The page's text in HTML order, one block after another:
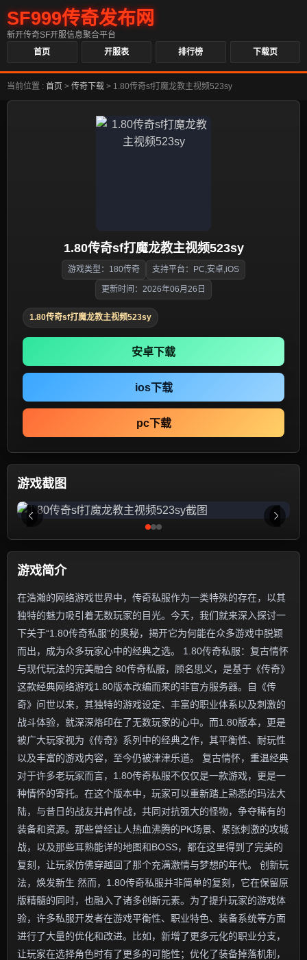
SF999传奇发布网
新开传奇SF开服信息聚合平台
首页
开服表 排行榜 下载页
当前位置 : 首页 > 传奇下载 > 1.80传奇sf打魔龙教主视频523sy
1.80传奇sf打魔龙教主视频523sy
游戏类型：180传奇 支持平台：PC,安卓,iOS
更新时间：2026年06月26日
1.80传奇sf打魔龙教主视频523sy
安卓下载
ios下载
pc下载
游戏截图
游戏简介
在浩瀚的网络游戏世界中，传奇私服作为一类特殊的存在，以其
独特的魅力吸引着无数玩家的目光。今天，我们就来深入探讨一
下关于“1.80传奇私服”的奥秘，揭开它为何能在众多游戏中脱颖
而出，成为众多玩家心中的经典之选。 1.80传奇私服：复古情怀
与现代玩法的完美融合 80传奇私服，顾名思义，是基于《传奇》
这款经典网络游戏1.80版本改编而来的非官方服务器。自《传
奇》问世以来，其独特的游戏设定、丰富的职业体系以及刺激的
战斗体验，就深深烙印在了无数玩家的心中。而1.80版本，更是
被广大玩家视为《传奇》系列中的经典之作，其平衡性、耐玩性
以及丰富的游戏内容，至今仍被津津乐道。 复古情怀，重温经典
对于许多老玩家而言，1.80传奇私服不仅仅是一款游戏，更是一
种情怀的寄托。在这个版本中，玩家可以重新踏上熟悉的玛法大
陆，与昔日的战友并肩作战，共同对抗强大的怪物，争夺稀有的
装备和资源。那些曾经让人热血沸腾的PK场景、紧张刺激的攻城
战，以及那些耳熟能详的地图和BOSS，都在这里得到了完美的
复刻，让玩家仿佛穿越回了那个充满激情与梦想的年代。 创新玩
法，焕发新生 然而，1.80传奇私服并非简单的复刻，它在保留原
版精髓的同时，也融入了诸多创新元素。为了提升玩家的游戏体
验，许多私服开发者在游戏平衡性、职业特色、装备系统等方面
进行了大量的优化和改进。比如，新增了更多元化的职业分支，
让玩家在选择角色时有了更多的可能性；优化了装备掉落机制，